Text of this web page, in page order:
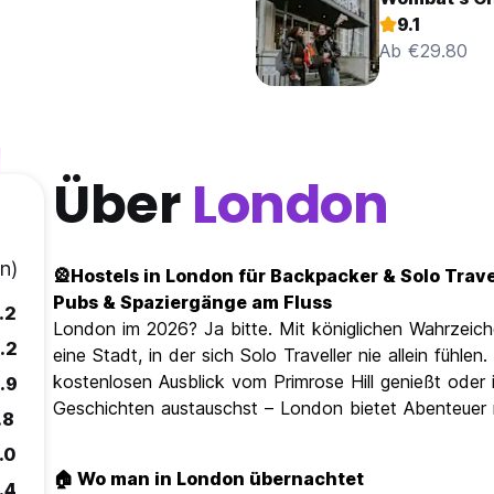
9.1
Ab €29.80
ÜberLondon
🎡Hostels in London für Backpacker & Solo
Pubs & Spaziergänge am Fluss
London im 2026? Ja bitte. Mit königlichen
eine Stadt, in der sich Solo Traveller nie allein
kostenlosen Ausblick vom Primrose Hill genießt
Geschichten austauschst – London bietet Abenteuer
🏠 Wo man in London übernachtet